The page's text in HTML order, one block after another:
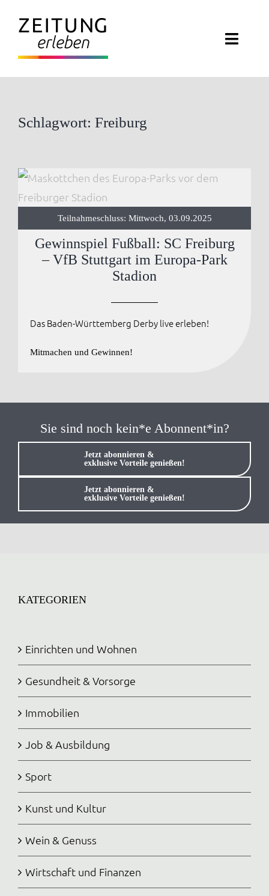
Inhalt
springen
VERANSTALTUNGEN
ZEITUNGSWELT
NEWSLETTER
KONTAKT
Schlagwort: Freiburg
Teilnahmeschluss: Mittwoch, 03.09.2025
Gewinnspiel Fußball: SC Freiburg
– VfB Stuttgart im Europa-Park
Stadion
Das Baden-Württemberg Derby live erleben!
Mitmachen und Gewinnen!
Sie sind noch kein*e Abonnent*in?
Jetzt abonnieren &
exklusive Vorteile genießen!
Jetzt abonnieren &
exklusive Vorteile genießen!
KATEGORIEN
Einrichten und Wohnen
Gesundheit & Vorsorge
Immobilien
Job & Ausbildung
Sport
Kunst und Kultur
Wein & Genuss
Wirtschaft und Finanzen